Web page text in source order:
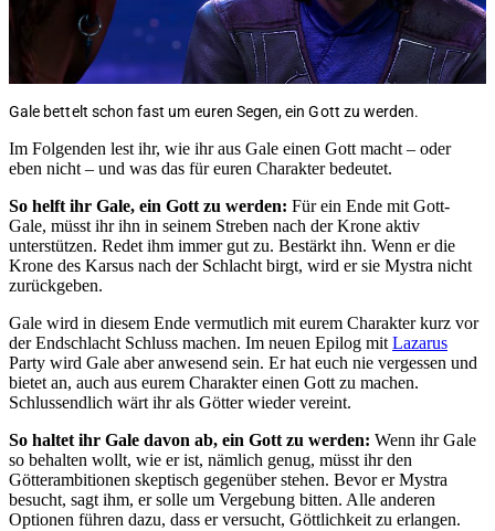
Gale bettelt schon fast um euren Segen, ein Gott zu werden.
Im Folgenden lest ihr, wie ihr aus Gale einen Gott macht – oder
eben nicht – und was das für euren Charakter bedeutet.
So helft ihr Gale, ein Gott zu werden: Für ein Ende mit Gott-
Gale, müsst ihr ihn in seinem Streben nach der Krone aktiv
unterstützen. Redet ihm immer gut zu. Bestärkt ihn. Wenn er die
Krone des Karsus nach der Schlacht birgt, wird er sie Mystra nicht
zurückgeben.
Gale wird in diesem Ende vermutlich mit eurem Charakter kurz vor
der Endschlacht Schluss machen. Im neuen Epilog mit Lazarus
Party wird Gale aber anwesend sein. Er hat euch nie vergessen und
bietet an, auch aus eurem Charakter einen Gott zu machen.
Schlussendlich wärt ihr als Götter wieder vereint.
So haltet ihr Gale davon ab, ein Gott zu werden: Wenn ihr Gale
so behalten wollt, wie er ist, nämlich genug, müsst ihr den
Götterambitionen skeptisch gegenüber stehen. Bevor er Mystra
besucht, sagt ihm, er solle um Vergebung bitten. Alle anderen
Optionen führen dazu, dass er versucht, Göttlichkeit zu erlangen.